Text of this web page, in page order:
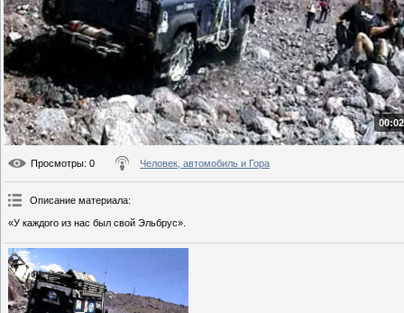
Просмотры: 0 Человек, автомобиль и Гора
Описание материала:
«У каждого из нас был свой Эльбрус».